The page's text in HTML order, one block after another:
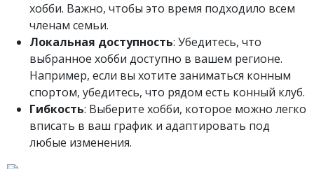
хобби. Важно, чтобы это время подходило всем
членам семьи.
Локальная доступность: Убедитесь, что
выбранное хобби доступно в вашем регионе.
Например, если вы хотите заниматься конным
спортом, убедитесь, что рядом есть конный клуб.
Гибкость: Выберите хобби, которое можно легко
вписать в ваш график и адаптировать под
любые изменения.